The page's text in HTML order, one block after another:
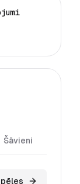
Šāvieni